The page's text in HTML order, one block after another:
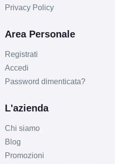
Privacy Policy
Area Personale
Registrati
Accedi
Password dimenticata?
L'azienda
Chi siamo
Blog
Promozioni